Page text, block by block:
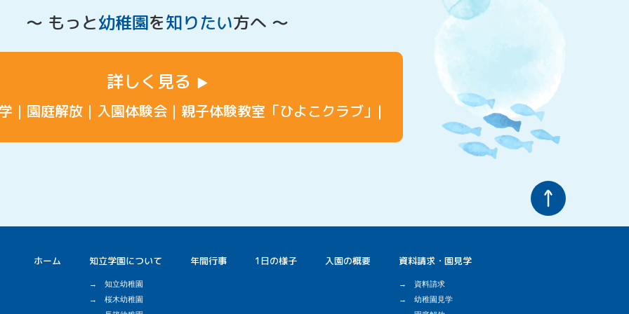
〜 もっと幼稚園を知りたい方へ 〜
詳しく見る
園庭解放 入園体験会 親子体験教室「ひよこクラブ」
ホーム 知立学園について
知立幼稚園
桜木幼稚園
年間行事 1日の様子 入園の概要 資料請求・園見学
資料請求
幼稚園見学